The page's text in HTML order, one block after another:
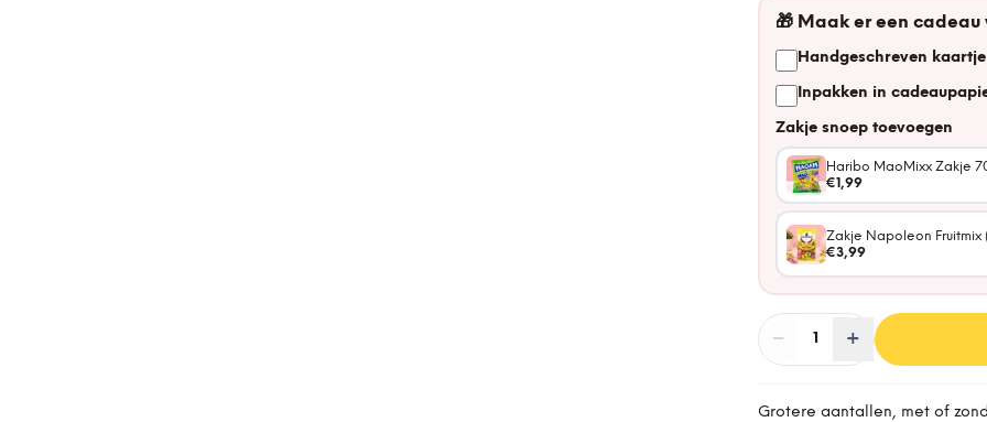
🎁 Maak er een cadeau
Handgeschreven
Inpakken in
Zakje snoep toevoegen
Haribo MaoMixx Zakje
€1,99
Zakje Napoleon Fruitmix
€3,99
− Aantal
1 +
Grotere aantallen, met of